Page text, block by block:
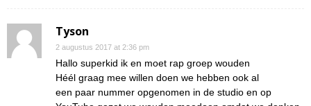
Tyson
2 augustus 2017 at 2:36 pm
Hallo superkid ik en moet rap groep wouden
Héél graag mee willen doen we hebben ook al
een paar nummer opgenomen in de studio en op